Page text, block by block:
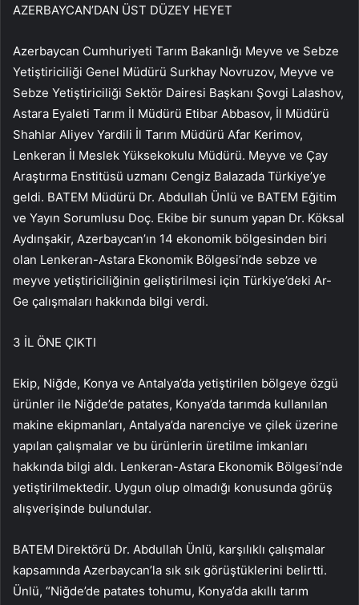
AZERBAYCAN’DAN ÜST DÜZEY HEYET
Azerbaycan Cumhuriyeti Tarım Bakanlığı Meyve ve Sebze
Yetiştiriciliği Genel Müdürü Surkhay Novruzov, Meyve ve
Sebze Yetiştiriciliği Sektör Dairesi Başkanı Şovgi Lalashov,
Astara Eyaleti Tarım İl Müdürü Etibar Abbasov, İl Müdürü
Shahlar Aliyev Yardili İl Tarım Müdürü Afar Kerimov,
Lenkeran İl Meslek Yüksekokulu Müdürü. Meyve ve Çay
Araştırma Enstitüsü uzmanı Cengiz Balazada Türkiye’ye
geldi. BATEM Müdürü Dr. Abdullah Ünlü ve BATEM Eğitim
ve Yayın Sorumlusu Doç. Ekibe bir sunum yapan Dr. Köksal
Aydınşakir, Azerbaycan’ın 14 ekonomik bölgesinden biri
olan Lenkeran-Astara Ekonomik Bölgesi’nde sebze ve
meyve yetiştiriciliğinin geliştirilmesi için Türkiye’deki Ar-
Ge çalışmaları hakkında bilgi verdi.
3 İL ÖNE ÇIKTI
Ekip, Niğde, Konya ve Antalya’da yetiştirilen bölgeye özgü
ürünler ile Niğde’de patates, Konya’da tarımda kullanılan
makine ekipmanları, Antalya’da narenciye ve çilek üzerine
yapılan çalışmalar ve bu ürünlerin üretilme imkanları
hakkında bilgi aldı. Lenkeran-Astara Ekonomik Bölgesi’nde
yetiştirilmektedir. Uygun olup olmadığı konusunda görüş
alışverişinde bulundular.
BATEM Direktörü Dr. Abdullah Ünlü, karşılıklı çalışmalar
kapsamında Azerbaycan’la sık sık görüştüklerini belirtti.
Ünlü, “Niğde’de patates tohumu, Konya’da akıllı tarım